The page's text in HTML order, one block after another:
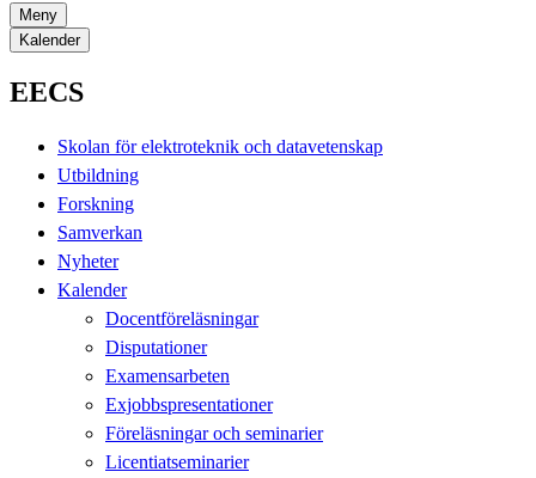
Meny
Kalender
EECS
Skolan för elektroteknik och datavetenskap
Utbildning
Forskning
Samverkan
Nyheter
Kalender
Docentföreläsningar
Disputationer
Examensarbeten
Exjobbspresentationer
Föreläsningar och seminarier
Licentiatseminarier